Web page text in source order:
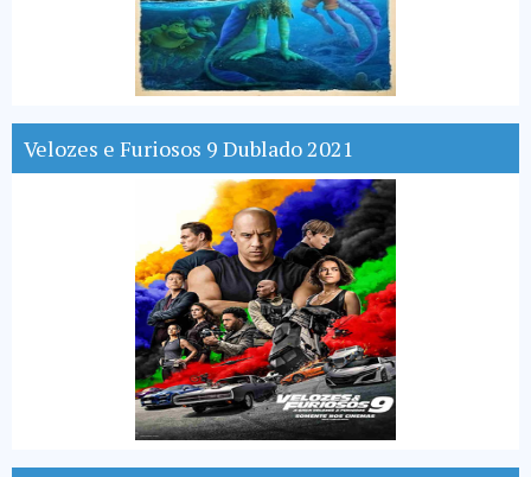
Velozes e Furiosos 9 Dublado 2021